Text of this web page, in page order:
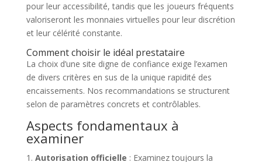
pour leur accessibilité, tandis que les joueurs fréquents
valoriseront les monnaies virtuelles pour leur discrétion
et leur célérité constante.
Comment choisir le idéal prestataire
La choix d’une site digne de confiance exige l’examen
de divers critères en sus de la unique rapidité des
encaissements. Nos recommandations se structurent
selon de paramètres concrets et contrôlables.
Aspects fondamentaux à
examiner
Autorisation officielle : Examinez toujours la